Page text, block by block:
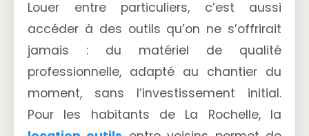
Louer entre particuliers, c’est aussi
accéder à des outils qu’on ne s’offrirait
jamais : du matériel de qualité
professionnelle, adapté au chantier du
moment, sans l’investissement initial.
Pour les habitants de La Rochelle, la